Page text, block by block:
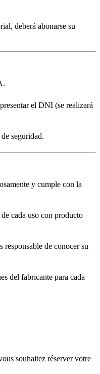
deberá abonarse su
el DNI (se realizará
seguridad.
y cumple con la
cada uso con producto
de conocer su
del fabricante para cada
souhaitez réserver votre